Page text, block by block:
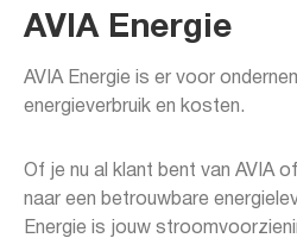
AVIA Energie
AVIA Energie is er voor
energieverbruik en kosten.
Of je nu al klant bent van AVIA
naar een betrouwbare
Energie is jouw